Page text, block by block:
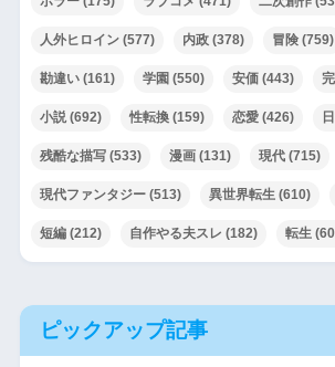
人外ヒロイン(577) 内政(378) 冒険(759)
勘違い(161) 学園 (550) 安価(443)
小説(692) 性転換(159) 恋愛(426)
残酷な描写(533) 漫画(131) 現代(715)
現代ファンタジー(513) 異世界転生(610)
短編(212) 自作やる夫スレ (182) 転生
ピックアップ記事